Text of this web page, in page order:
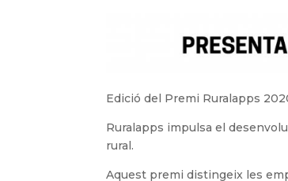
Edició del Premi Ruralapps
Ruralapps impulsa el
rural.
Aquest premi distingeix les